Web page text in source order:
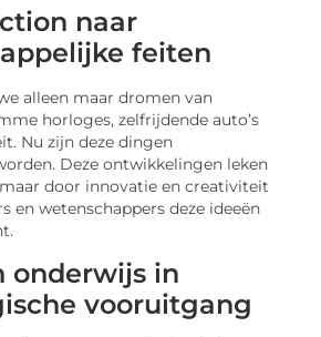
naar
feiten
alleen maar dromen van
horloges, zelfrijdende auto’s
Nu zijn deze dingen
Deze ontwikkelingen leken
door innovatie en creativiteit
en wetenschappers deze ideeën
onderwijs in
vooruitgang